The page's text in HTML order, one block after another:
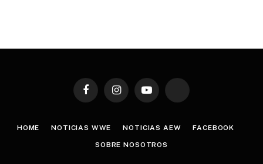
FacebookInstagramYouTube TikTok
HOME NOTICIAS WWE NOTICIAS AEW FACEBOOK
SOBRE NOSOTROS